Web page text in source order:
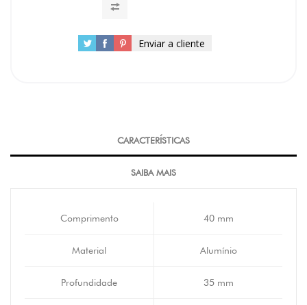
Enviar a cliente
CARACTERÍSTICAS
SAIBA MAIS
Comprimento 40 mm
Material Alumínio
Profundidade 35 mm